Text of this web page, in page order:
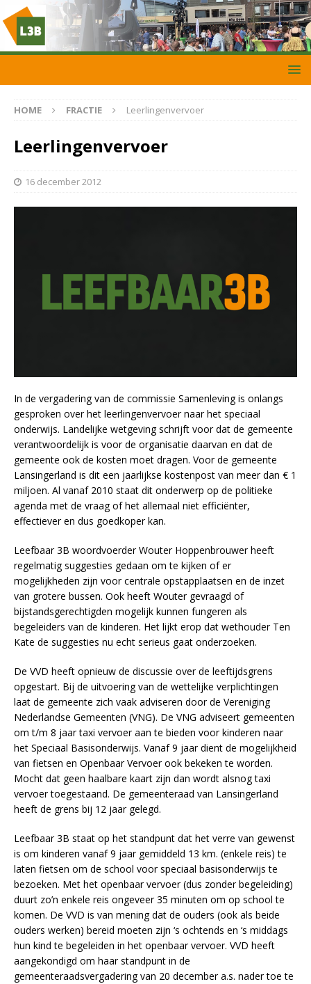
HOME FRACTIE Leerlingenvervoer
Leerlingenvervoer
16 december 2012
In de vergadering van de commissie Samenleving is onlangs
gesproken over het leerlingenvervoer naar het speciaal
onderwijs. Landelijke wetgeving schrijft voor dat de gemeente
verantwoordelijk is voor de organisatie daarvan en dat de
gemeente ook de kosten moet dragen. Voor de gemeente
Lansingerland is dit een jaarlijkse kostenpost van meer dan € 1
miljoen. Al vanaf 2010 staat dit onderwerp op de politieke
agenda met de vraag of het allemaal niet efficiënter,
effectiever en dus goedkoper kan.
Leefbaar 3B woordvoerder Wouter Hoppenbrouwer heeft
regelmatig suggesties gedaan om te kijken of er
mogelijkheden zijn voor centrale opstapplaatsen en de inzet
van grotere bussen. Ook heeft Wouter gevraagd of
bijstandsgerechtigden mogelijk kunnen fungeren als
begeleiders van de kinderen. Het lijkt erop dat wethouder Ten
Kate de suggesties nu echt serieus gaat onderzoeken.
De VVD heeft opnieuw de discussie over de leeftijdsgrens
opgestart. Bij de uitvoering van de wettelijke verplichtingen
laat de gemeente zich vaak adviseren door de Vereniging
Nederlandse Gemeenten (VNG). De VNG adviseert gemeenten
om t/m 8 jaar taxi vervoer aan te bieden voor kinderen naar
het Speciaal Basisonderwijs. Vanaf 9 jaar dient de mogelijkheid
van fietsen en Openbaar Vervoer ook bekeken te worden.
Mocht dat geen haalbare kaart zijn dan wordt alsnog taxi
vervoer toegestaand. De gemeenteraad van Lansingerland
heeft de grens bij 12 jaar gelegd.
Leefbaar 3B staat op het standpunt dat het verre van gewenst
is om kinderen vanaf 9 jaar gemiddeld 13 km. (enkele reis) te
laten fietsen om de school voor speciaal basisonderwijs te
bezoeken. Met het openbaar vervoer (dus zonder begeleiding)
duurt zo’n enkele reis ongeveer 35 minuten om op school te
komen. De VVD is van mening dat de ouders (ook als beide
ouders werken) bereid moeten zijn ‘s ochtends en ‘s middags
hun kind te begeleiden in het openbaar vervoer. VVD heeft
aangekondigd om haar standpunt in de
gemeenteraadsvergadering van 20 december a.s. nader toe te